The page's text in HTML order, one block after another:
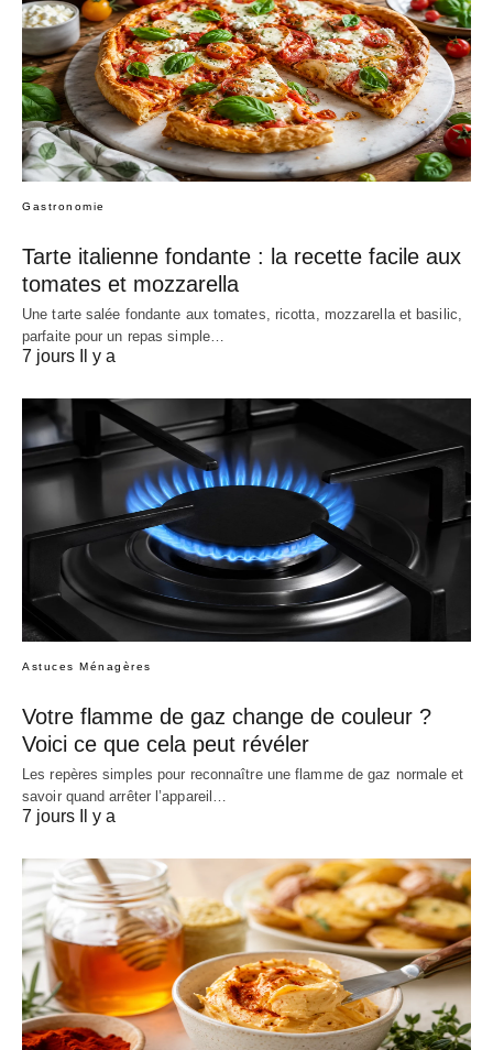
Gastronomie
Tarte italienne fondante : la recette facile aux
tomates et mozzarella
Une tarte salée fondante aux tomates, ricotta, mozzarella et basilic,
parfaite pour un repas simple…
7 jours Il y a
Astuces Ménagères
Votre flamme de gaz change de couleur ?
Voici ce que cela peut révéler
Les repères simples pour reconnaître une flamme de gaz normale et
savoir quand arrêter l’appareil…
7 jours Il y a